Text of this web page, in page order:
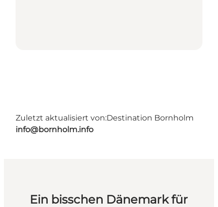
Zuletzt aktualisiert von:Destination Bornholm
info@bornholm.info
Ein bisschen Dänemark für